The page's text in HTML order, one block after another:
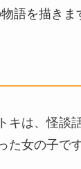
語を描きま
キは、怪談
た女の子です